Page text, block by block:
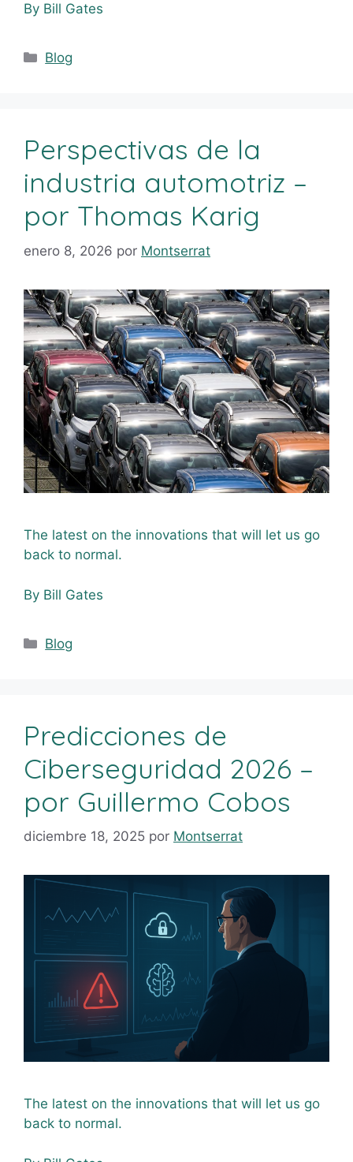
By Bill Gates
Blog
Perspectivas de la
industria automotriz –
por Thomas Karig
enero 8, 2026 por Montserrat
The latest on the innovations that will let us go
back to normal.
By Bill Gates
Blog
Predicciones de
Ciberseguridad 2026 –
por Guillermo Cobos
diciembre 18, 2025 por Montserrat
The latest on the innovations that will let us go
back to normal.